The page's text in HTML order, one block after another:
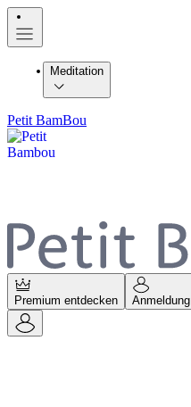
Meditation
Petit BamBou
Premium entdecken Anmeldung